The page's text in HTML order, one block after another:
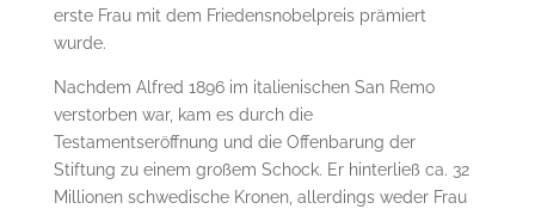
erste Frau mit dem Friedensnobelpreis prämiert
wurde.
Nachdem Alfred 1896 im italienischen San Remo
verstorben war, kam es durch die
Testamentseröffnung und die Offenbarung der
Stiftung zu einem großem Schock. Er hinterließ ca. 32
Millionen schwedische Kronen, allerdings weder Frau